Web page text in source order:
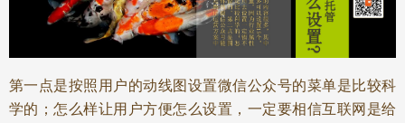
第一点是按照用户的动线图设置微信公众号的菜单是比较科
学的；怎么样让用户方便怎么设置，一定要相信互联网是给